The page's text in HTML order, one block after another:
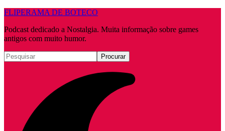
FLIPERAMA DE BOTECO
Podcast dedicado a Nostalgia. Muita informação sobre games
antigos com muito humor.